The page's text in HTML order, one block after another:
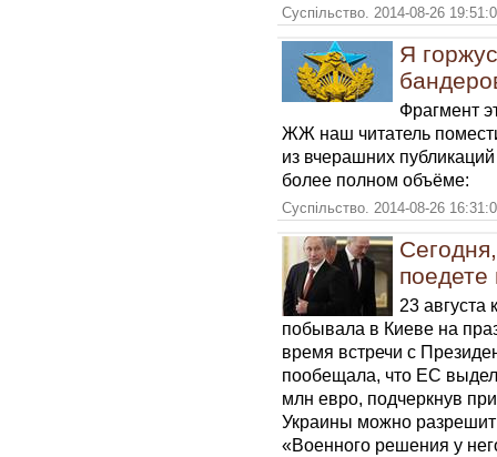
Суспільство. 2014-08-26
Я
Фрагмент
ЖЖ наш читатель
из вчерашних
более полном объёме:
Суспільство. 2014-08-26
23 августа
побывала в Киеве на
время встречи с
пообещала, что ЕС
млн евро, подчеркнув
Украины можно
«Военного решения у